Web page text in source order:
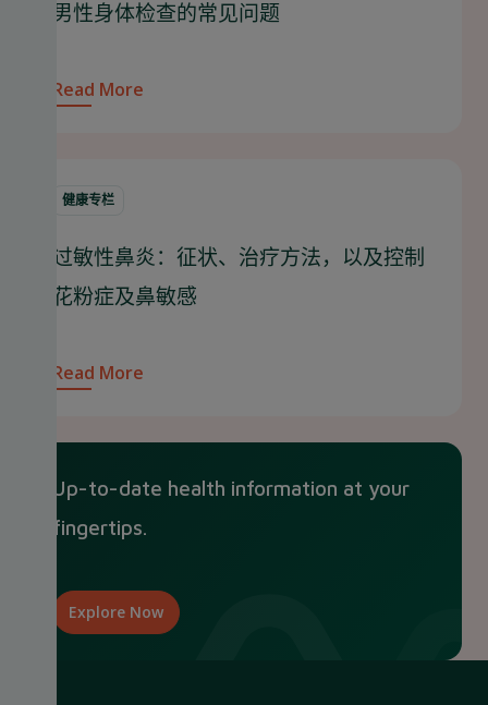
男性身体检查的常见问题
Read More
健康专栏
过敏性鼻炎：征状、治疗方法，以及控制
花粉症及鼻敏感
Read More
Up-to-date health information at your
fingertips.
Explore Now